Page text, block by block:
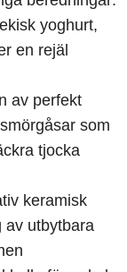
yoghurt,
en rejäl
av perfekt
som
tjocka
keramisk
av utbytbara